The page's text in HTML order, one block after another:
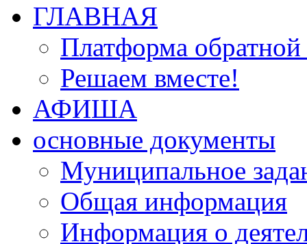
ГЛАВНАЯ
Платформа обратной
Решаем вместе!
АФИША
основные документы
Муниципальное
Общая информация
Информация о